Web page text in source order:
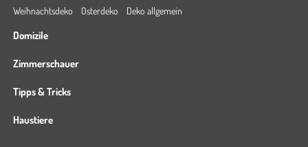
Weihnachtsdeko Osterdeko Deko allgemein
Domizile
Zimmerschauer
Tipps & Tricks
Haustiere